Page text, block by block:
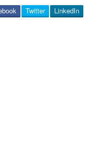
LinkedIn
Twitter